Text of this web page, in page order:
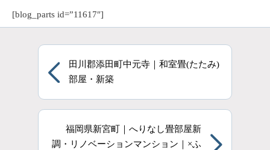
[blog_parts id=”11617″]
田川郡添田町中元寺｜和室畳(たたみ)
部屋・新築
福岡県新宮町｜へりなし畳部屋新
調・リノベーションマンション｜×ふ